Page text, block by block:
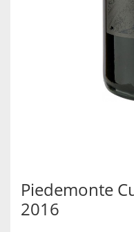
Piedemonte
2016